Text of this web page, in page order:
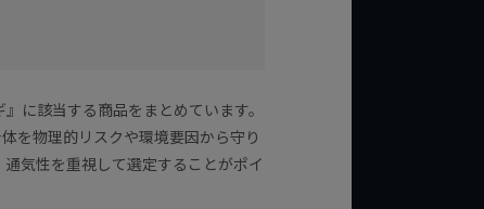
に該当する商品をまとめています。
を物理的リスクや環境要因から守り
気性を重視して選定することがポイ